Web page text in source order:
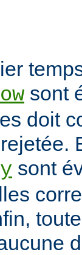
sont
doit
sont